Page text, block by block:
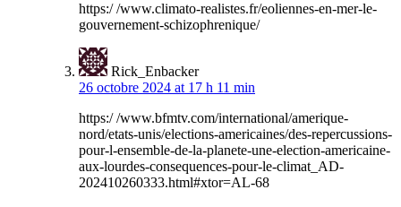
https:/ /www.climato-realistes.fr/eoliennes-en-mer-le-
gouvernement-schizophrenique/
Rick_Enbacker
26 octobre 2024 at 17 h 11 min
https:/ /www.bfmtv.com/international/amerique-
nord/etats-unis/elections-americaines/des-repercussions-
pour-l-ensemble-de-la-planete-une-election-americaine-
aux-lourdes-consequences-pour-le-climat_AD-
202410260333.html#xtor=AL-68